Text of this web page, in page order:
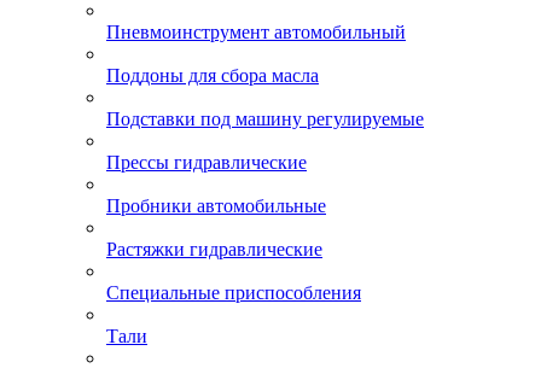
Пневмоинструмент автомобильный
Поддоны для сбора масла
Подставки под машину регулируемые
Прессы гидравлические
Пробники автомобильные
Растяжки гидравлические
Специальные приспособления
Тали